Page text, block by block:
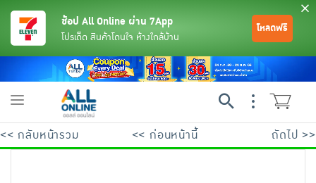
ช้อป All Online ผ่าน 7App
โปรเด็ด สินค้าโดนใจ ห้างใกล้บ้าน
โหลดฟรี
Toggle
<< กลับหน้ารวม << ก่อนหน้านี้ ถัดไป >>